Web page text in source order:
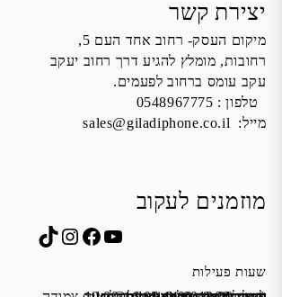
יצירת קשר
מיקום העסק- רחוב אחד העם 5,
רחובות, מומלץ להגיע דרך רחוב יעקב
עקב עומס ברחוב לפעמים.
טלפון : 0548967775
מייל: sales@giladiphone.co.il
מוזמנים לעקוב
YouTube
Facebook
Instagram
TikTok
שעות פעילות